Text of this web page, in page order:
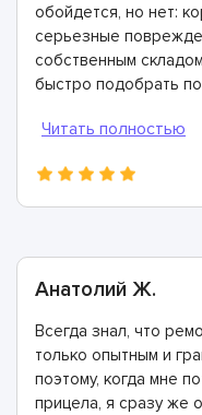
обойдется, но нет:
серьезные
собственным
быстро подобрать
справились с
Анатолий Ж.
Всегда знал, что
только опытным и
поэтому, когда мне
прицела, я сразу же